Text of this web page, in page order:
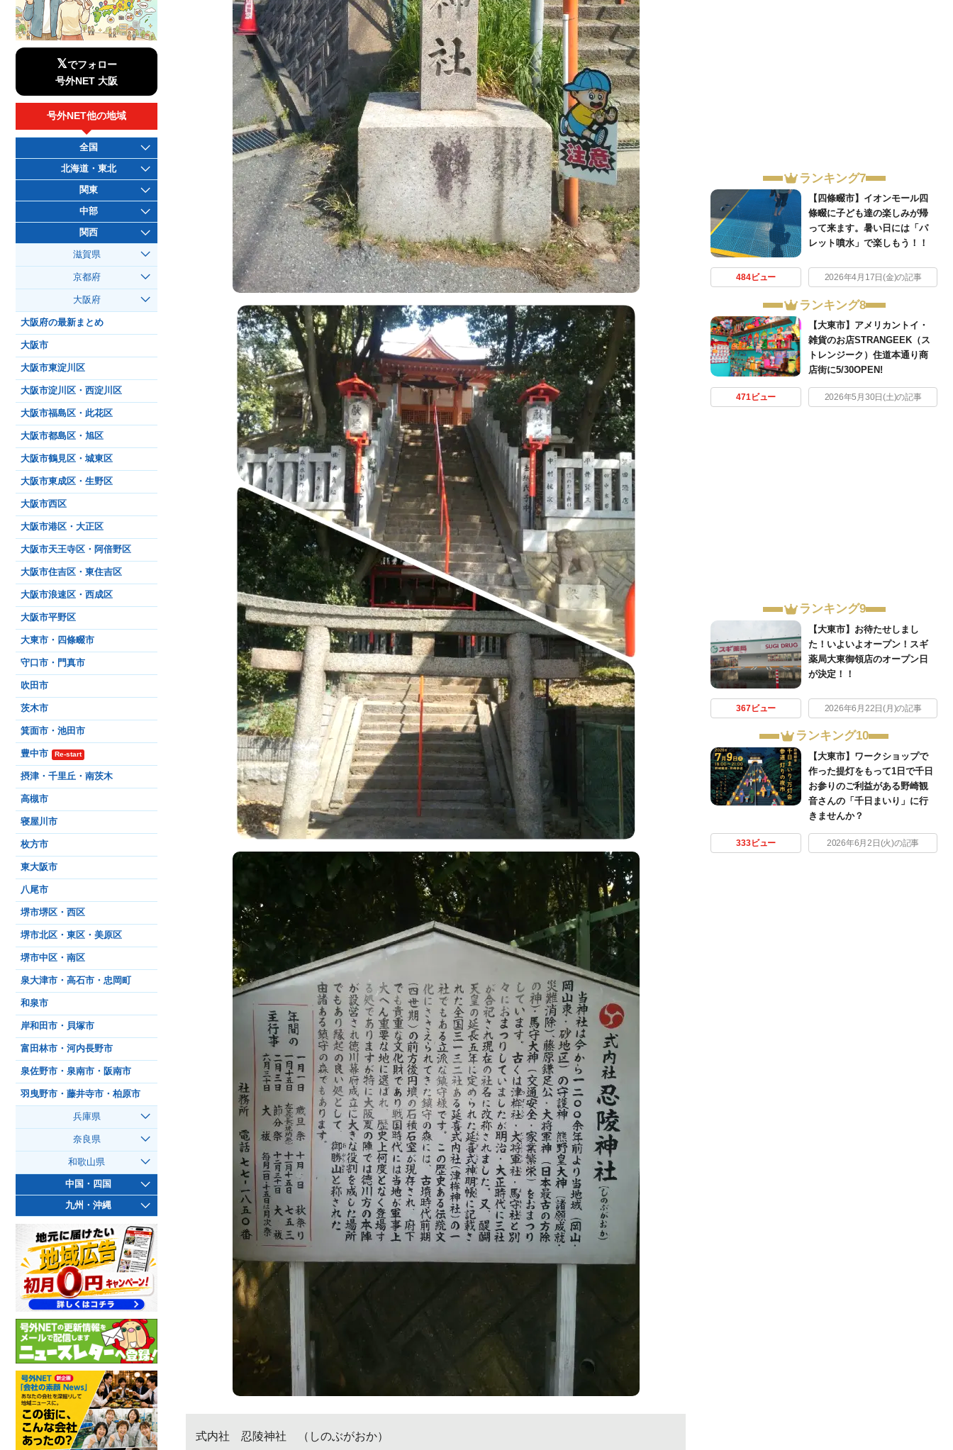
式内社 忍陵神社 （しのぶがおか）
ランキング7
【四條畷市】イオンモール四
條畷に子ども達の楽しみが帰
って来ます。暑い日には「パ
レット噴水」で楽しもう！！
484ビュー 2026年4月17日(金)の記事
ランキング8
【大東市】アメリカントイ・
雑貨のお店STRANGEEK（ス
トレンジーク）住道本通り商
店街に5/30OPEN!
471ビュー 2026年5月30日(土)の記事
ランキング9
【大東市】お待たせしまし
た！いよいよオープン！スギ
薬局大東御領店のオープン日
が決定！！
367ビュー 2026年6月22日(月)の記事
ランキング10
【大東市】ワークショップで
作った提灯をもって1日で千日
お参りのご利益がある野崎観
音さんの「千日まいり」に行
きませんか？
333ビュー 2026年6月2日(火)の記事
𝕏でフォロー
号外NET 大阪
号外NET他の地域
全国
北海道・東北
関東
中部
関西
滋賀県
京都府
大阪府
大阪府の最新まとめ
大阪市
大阪市東淀川区
大阪市淀川区・西淀川区
大阪市福島区・此花区
大阪市都島区・旭区
大阪市鶴見区・城東区
大阪市東成区・生野区
大阪市西区
大阪市港区・大正区
大阪市天王寺区・阿倍野区
大阪市住吉区・東住吉区
大阪市浪速区・西成区
大阪市平野区
大東市・四條畷市
守口市・門真市
吹田市
茨木市
箕面市・池田市
豊中市 Re-start
摂津・千里丘・南茨木
高槻市
寝屋川市
枚方市
東大阪市
八尾市
堺市堺区・西区
堺市北区・東区・美原区
堺市中区・南区
泉大津市・高石市・忠岡町
和泉市
岸和田市・貝塚市
富田林市・河内長野市
泉佐野市・泉南市・阪南市
羽曳野市・藤井寺市・柏原市
兵庫県
奈良県
和歌山県
中国・四国
九州・沖縄